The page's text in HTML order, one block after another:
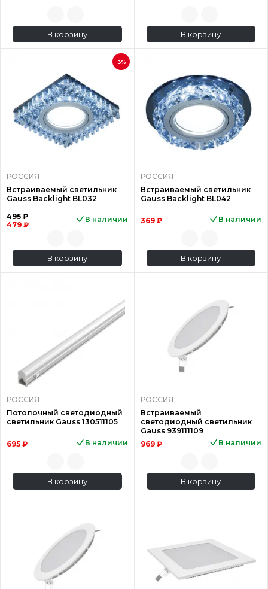
В корзину В корзину
3%
РОССИЯ
Встраиваемый светильник
Gauss Backlight BL032
495 ₽
479 ₽
В наличии
В корзину
РОССИЯ
Встраиваемый светильник
Gauss Backlight BL042
369 ₽ В наличии
В корзину
РОССИЯ
Потолочный светодиодный
светильник Gauss 130511105
695 ₽ В наличии
В корзину
РОССИЯ
Встраиваемый
светодиодный светильник
Gauss 939111109
969 ₽
В наличии
В корзину